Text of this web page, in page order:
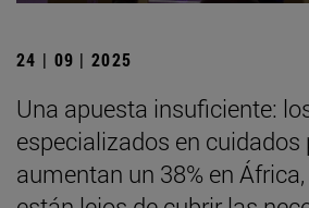
24 | 09 | 2025
Una apuesta insuficiente:
especializados en
aumentan un 38% en